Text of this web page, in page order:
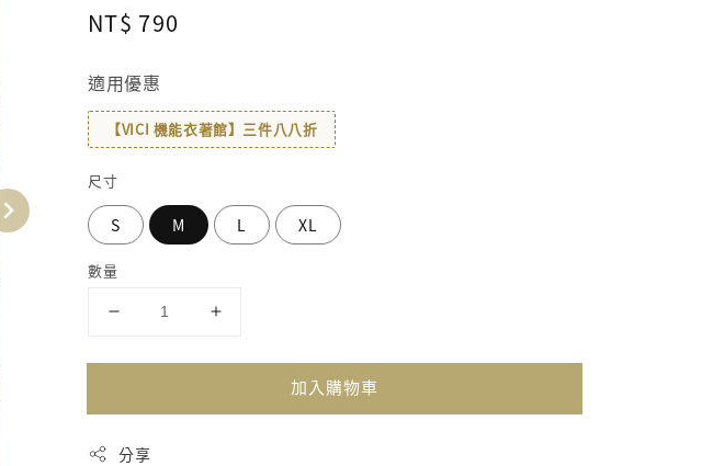
Regular
NT$ 790
適用優惠
【VICI 機能衣著館】三件八八折
尺寸
S M L XL
數量
加入購物車
分享